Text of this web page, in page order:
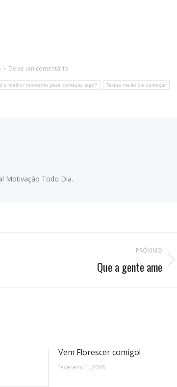
Deixe um comentário
o melhor momento para começar algo? Tenho medo de começar
Motivação Todo Dia.
PRÓXIMO
Que a gente ame
Vem Florescer comigo!
fevereiro 1, 2026